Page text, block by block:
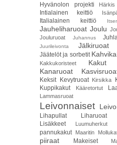
Hyvänolon projekti
Härkis
Intialainen keittiö
Italialainen keittiö
Jauheliharuoat Joulu
Jouluruoat
Juhannus
Juurileivonta Jälkiruoat
Jäätelöt ja sorbetit
Kakkukoristeet
Kakut
Kanaruoat
Keksit Kevytruoat Kirsikka
Kuppikakut
Kääretortut
Lammasruoat
Leivonnaiset
Lihapullat
Liharuoat
Lisäkkeet
Luumuherkut
pannukakut Maaritin
piiraat Makeiset